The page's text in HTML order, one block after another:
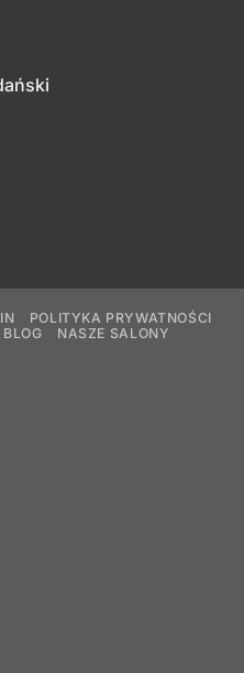
POLITYKA PRYWATNOŚCI
BLOG NASZE SALONY